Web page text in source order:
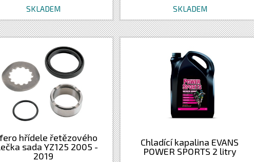
SKLADEM SKLADEM
hřídele řetězového
sada YZ125 2005 -
2019
Chladící kapalina EVANS
POWER SPORTS 2 litry